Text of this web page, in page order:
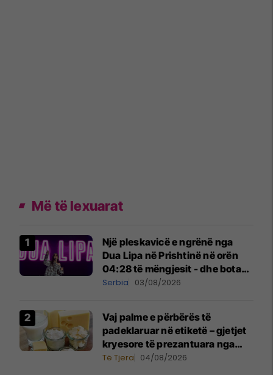
Më të lexuarat
Një pleskavicë e ngrënë nga
Dua Lipa në Prishtinë në orën
04:28 të mëngjesit - dhe bota
digjitale serbe shpall gjendjen e
Serbia 03/08/2026
Vaj palme e përbërës të
padeklaruar në etiketë – gjetjet
kryesore të prezantuara nga
AUV-i pas kontrollit në sektorin
Të Tjera 04/08/2026